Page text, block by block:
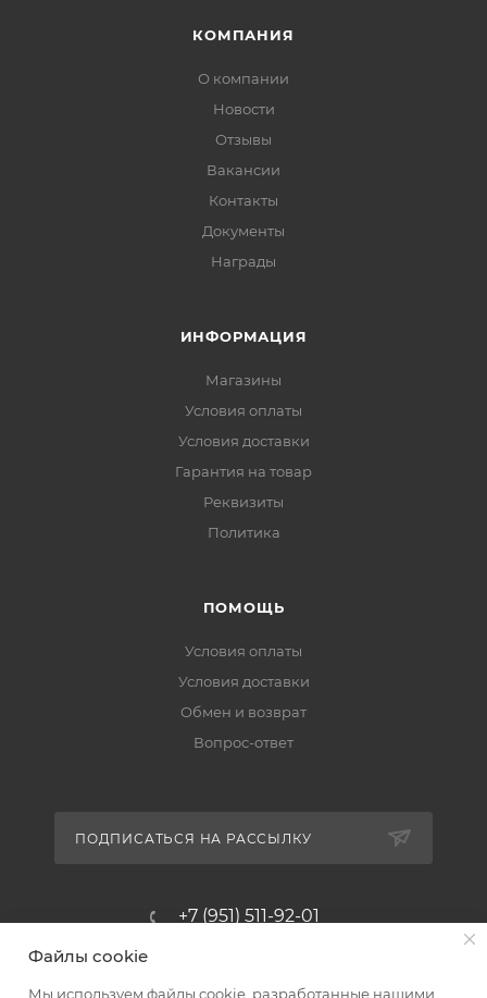
КОМПАНИЯ
О компании
Новости
Отзывы
Вакансии
Контакты
Документы
Награды
ИНФОРМАЦИЯ
Магазины
Условия оплаты
Условия доставки
Гарантия на товар
Реквизиты
Политика
ПОМОЩЬ
Условия оплаты
Условия доставки
Обмен и возврат
Вопрос-ответ
ПОДПИСАТЬСЯ НА РАССЫЛКУ
+7 (951) 511-92-01
Файлы cookie
Мы используем файлы cookie, разработанные нашими